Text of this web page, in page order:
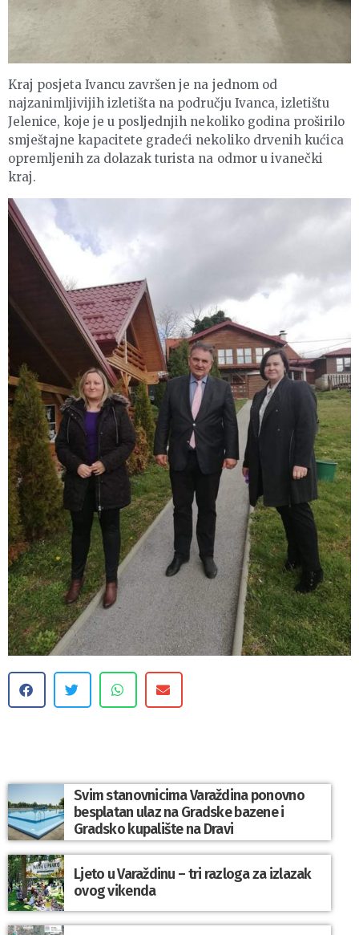
Kraj posjeta Ivancu završen je na jednom od
najzanimljivijih izletišta na području Ivanca, izletištu
Jelenice, koje je u posljednjih nekoliko godina proširilo
smještajne kapacitete gradeći nekoliko drvenih kućica
opremljenih za dolazak turista na odmor u ivanečki
kraj.
Svim stanovnicima Varaždina ponovno
besplatan ulaz na Gradske bazene i
Gradsko kupalište na Dravi
Ljeto u Varaždinu – tri razloga za izlazak
ovog vikenda